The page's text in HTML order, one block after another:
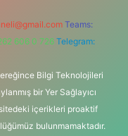
Teams:
606 0 726 Telegram:
Bilgi Teknolojileri
bir Yer Sağlayıcı
içerikleri proaktif
bulunmamaktadır.